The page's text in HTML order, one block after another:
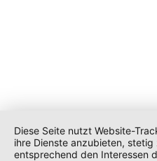
Diese Seite nutzt Website-
ihre Dienste anzubieten,
entsprechend den Interessen